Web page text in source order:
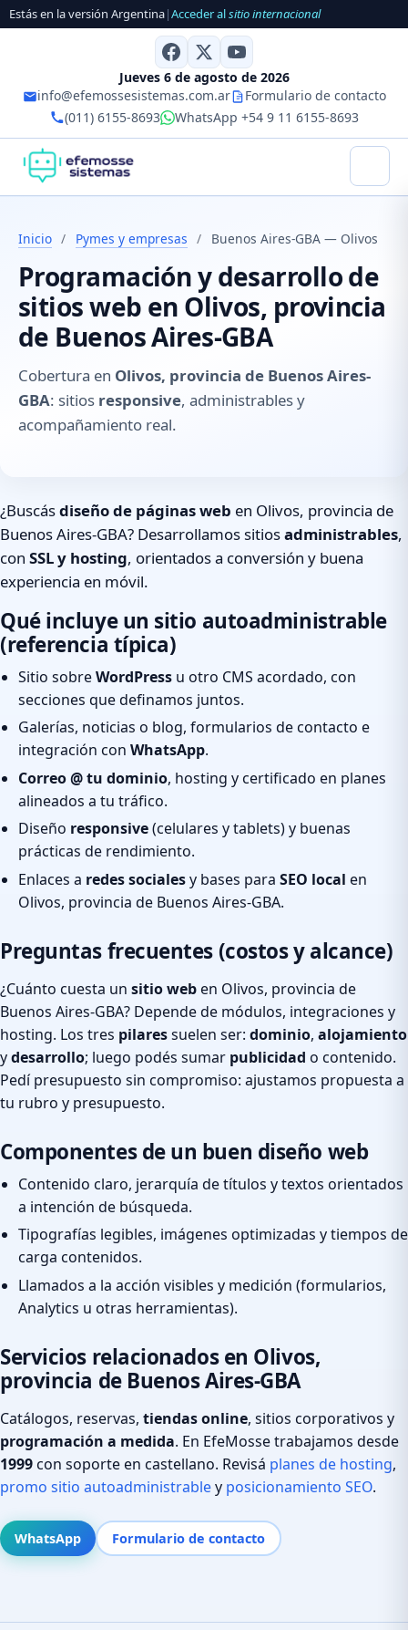
Estás en la versión Argentina|Acceder alsitio internacional
Jueves 6 de agosto de 2026
info@efemossesistemas.com.ar
Formulario de contacto
(011) 6155-8693
WhatsApp +54 9 11 6155-8693
Inicio / Pymes y empresas / Buenos Aires-GBA — Olivos
Programación y desarrollo de
sitios web en Olivos, provincia
de Buenos Aires-GBA
Cobertura en Olivos, provincia de Buenos Aires-
GBA: sitios responsive, administrables y
acompañamiento real.
¿Buscásdiseño de páginas web en Olivos, provincia de
Buenos Aires-GBA? Desarrollamos sitiosadministrables,
con SSL y hosting, orientados a conversión y buena
experiencia en móvil.
Qué incluye un sitio autoadministrable
(referencia típica)
Sitio sobreWordPress u otro CMS acordado, con
secciones que definamos juntos.
Galerías, noticias o blog, formularios de contacto e
integración con WhatsApp.
Correo @ tu dominio, hosting y certificado en planes
alineados a tu tráfico.
Diseño responsive(celulares y tablets) y buenas
prácticas de rendimiento.
Enlaces a redes socialesy bases para SEO local en
Olivos, provincia de Buenos Aires-GBA.
Preguntas frecuentes (costos y alcance)
¿Cuánto cuesta un sitio weben Olivos, provincia de
Buenos Aires-GBA? Depende de módulos, integraciones y
hosting. Los tres pilaressuelen ser: dominio, alojamiento
ydesarrollo; luego podés sumar publicidad o contenido.
Pedí presupuesto sin compromiso: ajustamos propuesta a
tu rubro y presupuesto.
Componentes de un buen diseño web
Contenido claro, jerarquía de títulos y textos orientados
a intención de búsqueda.
Tipografías legibles, imágenes optimizadas y tiempos de
carga contenidos.
Llamados a la acción visibles y medición (formularios,
Analytics u otras herramientas).
Servicios relacionados en Olivos,
provincia de Buenos Aires-GBA
Catálogos, reservas, tiendas online, sitios corporativos y
programación a medida. En EfeMosse trabajamos desde
1999con soporte en castellano. Revisá planes de hosting,
promo sitio autoadministrabley posicionamiento SEO.
WhatsApp Formulario de contacto